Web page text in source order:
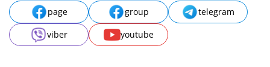
page group
telegram
viber
youtube